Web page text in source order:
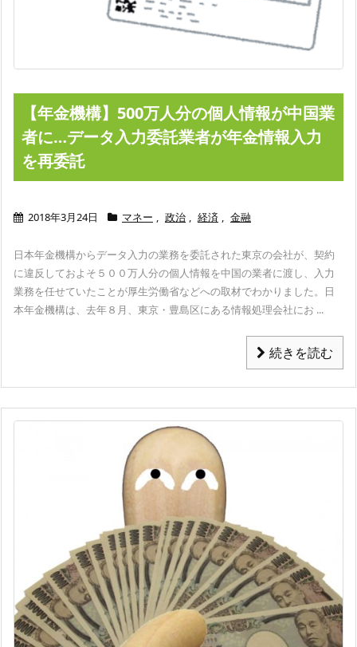
【年金機構】500万人分の個人情報が中国業
者に…データ入力委託業者が年金情報入力
を再委託
2018年3月24日 マネー , 政治 , 経済 , 金融
日本年金機構からデータ入力の業務を委託された東京の会社が、契約
に違反しておよそ５００万人分の個人情報を中国の業者に渡し、入力
業務を任せていたことが厚生労働省などへの取材でわかりました。
日
本年金機構は、去年８月、東京・豊島区にある情報処理会社にお ...
続きを読む